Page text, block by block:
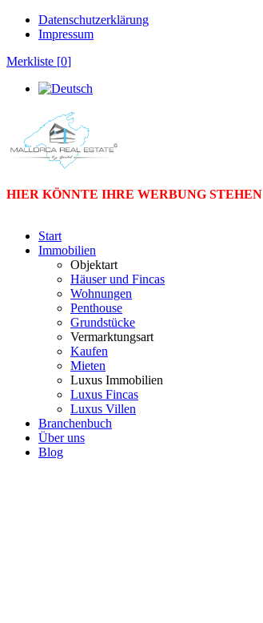
Datenschutzerklärung
Impressum
Merkliste [0]
HIER KÖNNTE IHRE WERBUNG STEHEN
Start
Immobilien
Objektart
Häuser und Fincas
Wohnungen
Penthouse
Grundstücke
Vermarktungsart
Kaufen
Mieten
Luxus Immobilien
Luxus Fincas
Luxus Villen
Branchenbuch
Über uns
Blog